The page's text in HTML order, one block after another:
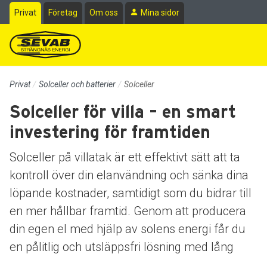
Till sidans huvudinnehåll
Privat Företag Om oss Mina sidor
Privat Solceller och batterier Solceller
Solceller för villa – en smart
investering för framtiden
Solceller på villatak är ett effektivt sätt att ta
kontroll över din elanvändning och sänka dina
löpande kostnader, samtidigt som du bidrar till
en mer hållbar framtid. Genom att producera
din egen el med hjälp av solens energi får du
en pålitlig och utsläppsfri lösning med lång